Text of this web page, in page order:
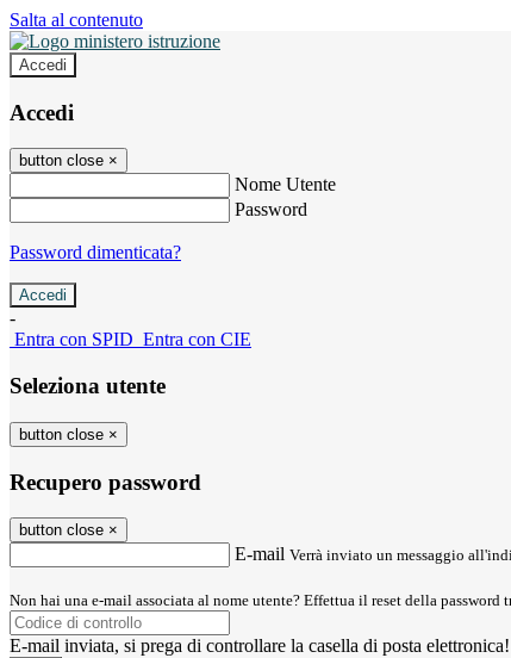
Salta al contenuto
Accedi
Accedi
button close ×
Nome Utente
Password
Password dimenticata?
-
Entra con SPID Entra con CIE
Seleziona utente
button close ×
Recupero password
button close ×
E-mail Verrà inviato un messaggio
Non hai una e-mail associata al nome utente? Effettua il reset della password
E-mail inviata, si prega di controllare la casella di posta elettronica!